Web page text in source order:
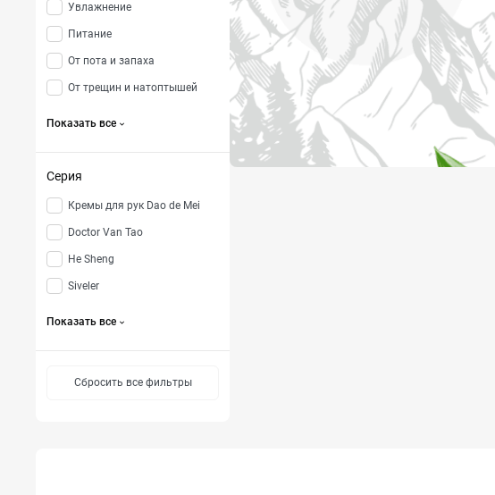
Увлажнение
Питание
От пота и запаха
От трещин и натоптышей
Показать все
Серия
Кремы для рук Dao de Mei
Doctor Van Tao
He Sheng
Siveler
Показать все
Сбросить все фильтры